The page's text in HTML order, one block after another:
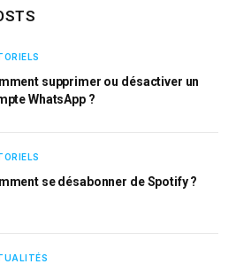
supprimer ou désactiver un
WhatsApp ?
se désabonner de Spotify ?